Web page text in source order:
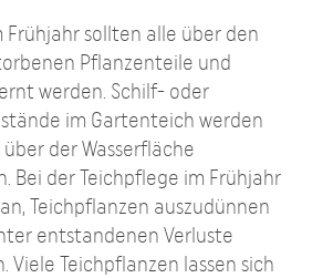
Frühjahr sollten alle über den
Pflanzenteile und
werden. Schilf- oder
im Gartenteich werden
der Wasserfläche
Bei der Teichpflege im Frühjahr
Teichpflanzen auszudünnen
entstandenen Verluste
Viele Teichpflanzen lassen sich